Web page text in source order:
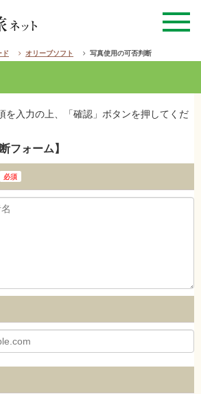
ド オリーブソフト 写真使用の可否判断
を入力の上、「確認」ボタンを押してくだ
フォーム】
必須